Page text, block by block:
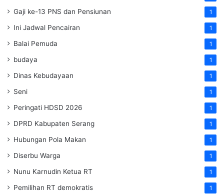
Gaji ke-13 PNS dan Pensiunan 1
Ini Jadwal Pencairan 1
Balai Pemuda 1
budaya 1
Dinas Kebudayaan 1
Seni 1
Peringati HDSD 2026 1
DPRD Kabupaten Serang 1
Hubungan Pola Makan 1
Diserbu Warga 1
Nunu Karnudin Ketua RT 1
Pemilihan RT demokratis 1